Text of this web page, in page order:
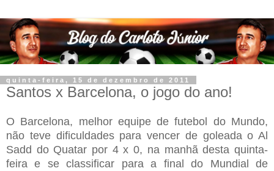
quinta-feira, 15 de dezembro de 2011
Santos x Barcelona, o jogo do ano!
O Barcelona, melhor equipe de futebol do Mundo,
não teve dificuldades para vencer de goleada o Al
Sadd do Quatar por 4 x 0, na manhã desta quinta-
feira e se classificar para a final do Mundial de